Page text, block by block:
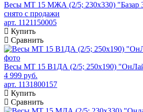
Весы МТ 15 МЖА (2/5; 230х330) "Базар
снято с продажи
арт. 1121150005
Купить
Сравнить
Весы МТ 15 В1ДА (2/5; 250х190)
4 999 руб.
арт. 1131800157
Купить
Сравнить